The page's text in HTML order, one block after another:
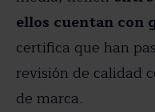
ellos cuentan con
certifica que han
revisión de calidad
de marca.